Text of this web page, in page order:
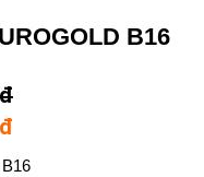
B16
B16